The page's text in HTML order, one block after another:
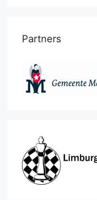
Partners